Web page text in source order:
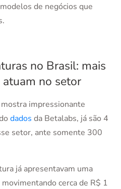
de negócios que
no Brasil: mais
no setor
impressionante
dados da Betalabs, já são 4
setor, ante somente 300
já apresentavam uma
cerca de R$ 1